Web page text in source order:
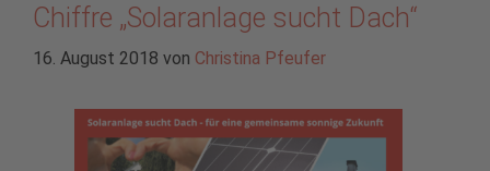
Chiffre „Solaranlage sucht Dach“
16. August 2018 von Christina Pfeufer